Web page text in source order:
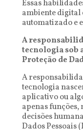
Essas
ambiente digital
automatizado e
A
tecnologia sob
Proteção de
A
tecnologia
aplicativo ou
apenas funções,
decisões
Dados Pessoais